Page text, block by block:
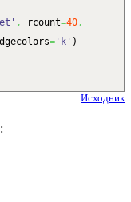
, rcount=40,
= 'k' )
Исходник